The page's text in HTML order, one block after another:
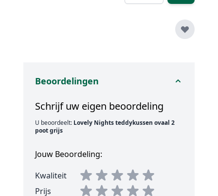
Beoordelingen
Schrijf uw eigen beoordeling
U beoordeelt: Lovely Nights teddykussen ovaal 2
poot grijs
Jouw Beoordeling:
Kwaliteit
Prijs